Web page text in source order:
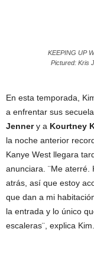
KEEPING UP
Pictured: Kris
En esta temporada,
a enfrentar sus
Jenner y a Kourtney
la noche anterior
Kanye West llegara
anunciara. ¨Me aterré.
atrás, así que estoy
que dan a mi
la entrada y lo único
escaleras¨, explica Kim.